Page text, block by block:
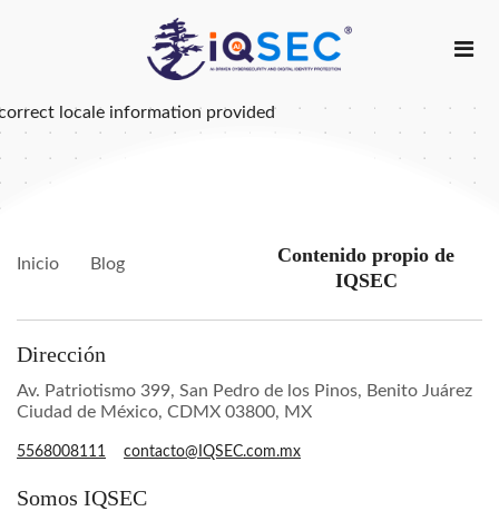
locale information provided
Inicio Blog
Contenido propio de
IQSEC
Dirección
Av. Patriotismo 399, San Pedro de los Pinos, Benito Juárez
Ciudad de México, CDMX 03800, MX
5568008111 contacto@IQSEC.com.mx
Somos IQSEC